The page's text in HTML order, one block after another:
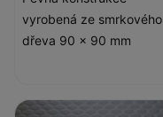
vyrobená ze smrkového
dřeva 90 x 90 mm